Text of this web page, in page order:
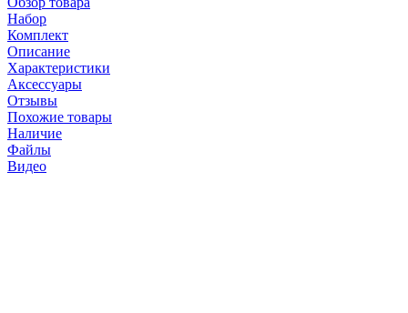
Набор
Комплект
Описание
Характеристики
Аксессуары
Отзывы
Похожие товары
Наличие
Файлы
Видео